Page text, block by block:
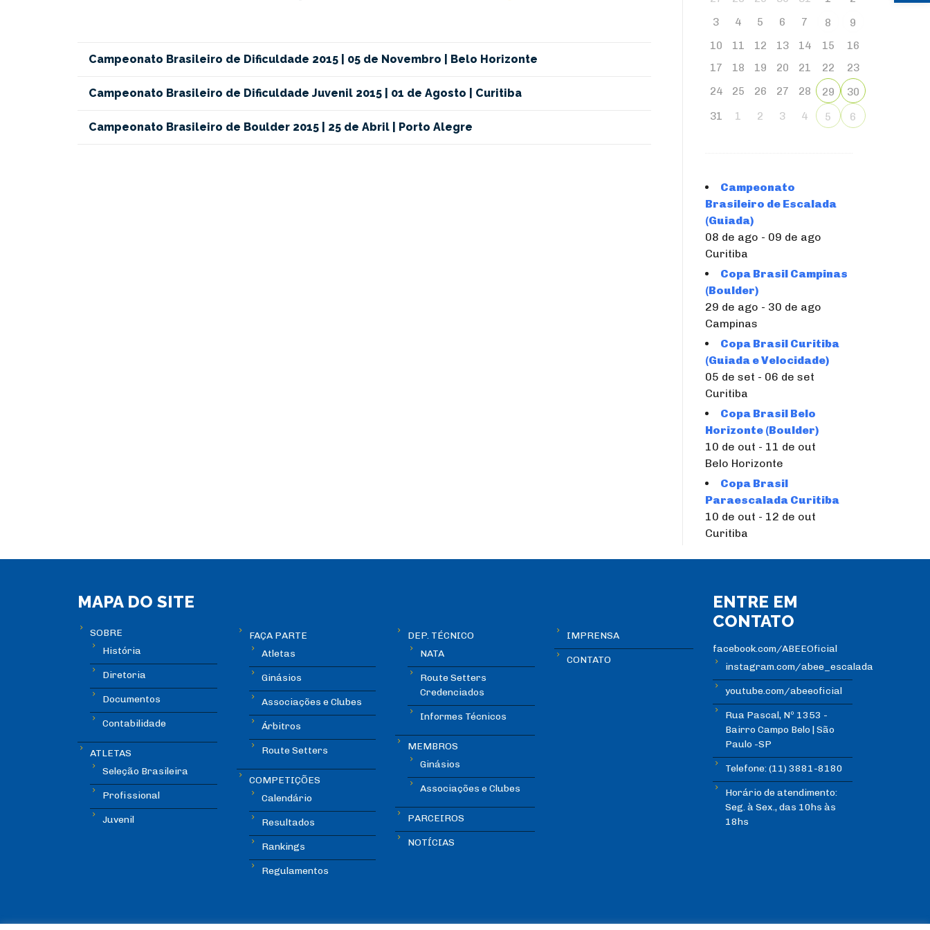
Campeonato Brasileiro de Dificuldade 2015 | 05 de Novembro | Belo Horizonte
Campeonato Brasileiro de Dificuldade Juvenil 2015 | 01 de Agosto | Curitiba
Campeonato Brasileiro de Boulder 2015 | 25 de Abril | Porto Alegre
3
4 5 6 7 8
9
10
11 12 13 14 15
16
17
18 19 20 21 22
23
24
25 26 27 28 29
30
31
1 2 3 4 5 6
Campeonato
Brasileiro de Escalada
(Guiada)
08 de ago - 09 de ago
Curitiba
Copa Brasil Campinas
(Boulder)
29 de ago - 30 de ago
Campinas
Copa Brasil Curitiba
(Guiada e Velocidade)
05 de set - 06 de set
Curitiba
Copa Brasil Belo
Horizonte (Boulder)
10 de out - 11 de out
Belo Horizonte
Copa Brasil
Paraescalada Curitiba
10 de out - 12 de out
Curitiba
MAPA DO SITE
SOBRE
História
Diretoria
Documentos
Contabilidade
ATLETAS
Seleção Brasileira
Profissional
Juvenil
FAÇA PARTE
Atletas
Ginásios
Associações e Clubes
Árbitros
Route Setters
COMPETIÇÕES
Calendário
Resultados
Rankings
Regulamentos
DEP. TÉCNICO
NATA
Route Setters
Credenciados
Informes Técnicos
MEMBROS
Ginásios
Associações e Clubes
PARCEIROS
NOTÍCIAS
IMPRENSA
CONTATO
ENTRE EM
CONTATO
facebook.com/ABEEOficial
instagram.com/abee_escalada
youtube.com/abeeoficial
Rua Pascal, Nº 1353 -
Bairro Campo Belo | São
Paulo -SP
Telefone: (11) 3881-8180
Horário de atendimento:
Seg. à Sex., das 10hs às
18hs